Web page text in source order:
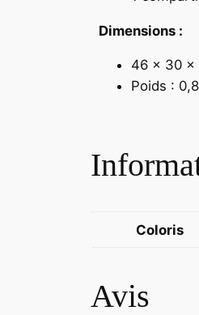
Dimensions :
46 x 30 x
Poids :
Coloris
Avis